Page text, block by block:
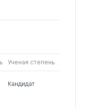
Ученая степень
Кандидат